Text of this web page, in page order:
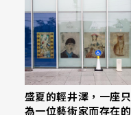
盛夏的輕井澤，一座只
為一位藝術家而存在的